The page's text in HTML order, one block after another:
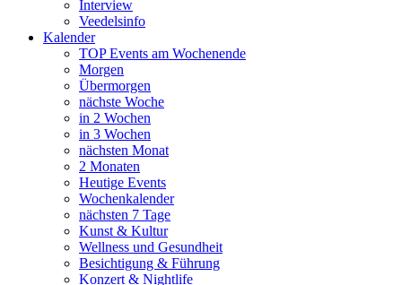
Interview
Veedelsinfo
Kalender
TOP Events am Wochenende
Morgen
Übermorgen
nächste Woche
in 2 Wochen
in 3 Wochen
nächsten Monat
2 Monaten
Heutige Events
Wochenkalender
nächsten 7 Tage
Kunst & Kultur
Wellness und Gesundheit
Besichtigung & Führung
Konzert & Nightlife